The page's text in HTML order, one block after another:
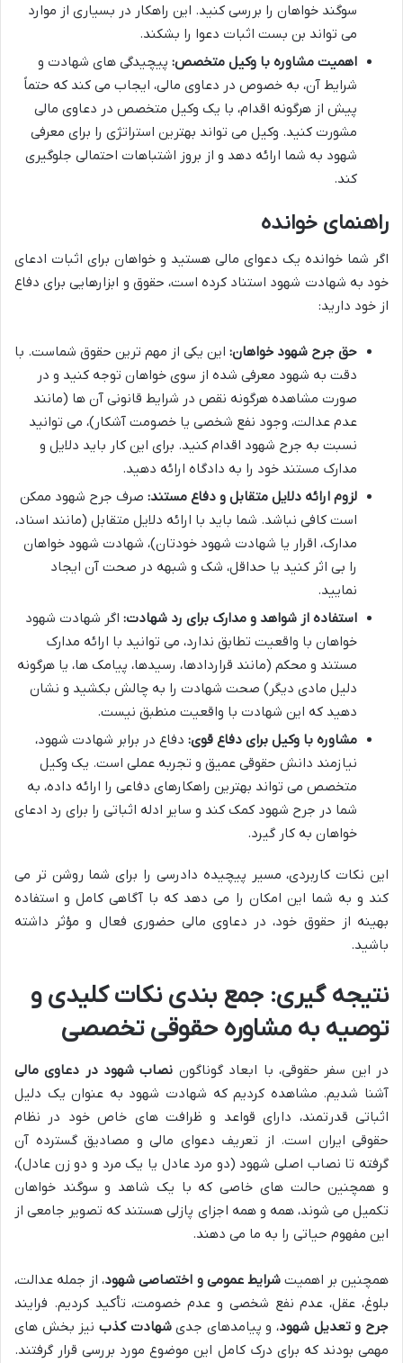
سوگند خواهان را بررسی کنید. این راهکار در بسیاری از موارد
می تواند بن بست اثبات دعوا را بشکند.
اهمیت مشاوره با وکیل متخصص: پیچیدگی های شهادت و
شرایط آن، به خصوص در دعاوی مالی، ایجاب می کند که حتماً
پیش از هرگونه اقدام، با یک وکیل متخصص در دعاوی مالی
مشورت کنید. وکیل می تواند بهترین استراتژی را برای معرفی
شهود به شما ارائه دهد و از بروز اشتباهات احتمالی جلوگیری
کند.
راهنمای خوانده
اگر شما خوانده یک دعوای مالی هستید و خواهان برای اثبات ادعای
خود به شهادت شهود استناد کرده است، حقوق و ابزارهایی برای دفاع
از خود دارید:
حق جرح شهود خواهان: این یکی از مهم ترین حقوق شماست. با
دقت به شهود معرفی شده از سوی خواهان توجه کنید و در
صورت مشاهده هرگونه نقص در شرایط قانونی آن ها (مانند
عدم عدالت، وجود نفع شخصی یا خصومت آشکار)، می توانید
نسبت به جرح شهود اقدام کنید. برای این کار باید دلایل و
مدارک مستند خود را به دادگاه ارائه دهید.
لزوم ارائه دلایل متقابل و دفاع مستند: صرف جرح شهود ممکن
است کافی نباشد. شما باید با ارائه دلایل متقابل (مانند اسناد،
مدارک، اقرار یا شهادت شهود خودتان)، شهادت شهود خواهان
را بی اثر کنید یا حداقل، شک و شبهه در صحت آن ایجاد
نمایید.
استفاده از شواهد و مدارک برای رد شهادت: اگر شهادت شهود
خواهان با واقعیت تطابق ندارد، می توانید با ارائه مدارک
مستند و محکم (مانند قراردادها، رسیدها، پیامک ها، یا هرگونه
دلیل مادی دیگر) صحت شهادت را به چالش بکشید و نشان
دهید که این شهادت با واقعیت منطبق نیست.
مشاوره با وکیل برای دفاع قوی: دفاع در برابر شهادت شهود،
نیازمند دانش حقوقی عمیق و تجربه عملی است. یک وکیل
متخصص می تواند بهترین راهکارهای دفاعی را ارائه داده، به
شما در جرح شهود کمک کند و سایر ادله اثباتی را برای رد ادعای
خواهان به کار گیرد.
این نکات کاربردی، مسیر پیچیده دادرسی را برای شما روشن تر می
کند و به شما این امکان را می دهد که با آگاهی کامل و استفاده
بهینه از حقوق خود، در دعاوی مالی حضوری فعال و مؤثر داشته
باشید.
نتیجه گیری: جمع بندی نکات کلیدی و
توصیه به مشاوره حقوقی تخصصی
در این سفر حقوقی، با ابعاد گوناگون نصاب شهود در دعاوی مالی
آشنا شدیم. مشاهده کردیم که شهادت شهود به عنوان یک دلیل
اثباتی قدرتمند، دارای قواعد و ظرافت های خاص خود در نظام
حقوقی ایران است. از تعریف دعوای مالی و مصادیق گسترده آن
گرفته تا نصاب اصلی شهود (دو مرد عادل یا یک مرد و دو زن عادل)،
و همچنین حالت های خاصی که با یک شاهد و سوگند خواهان
تکمیل می شوند، همه و همه اجزای پازلی هستند که تصویر جامعی از
این مفهوم حیاتی را به ما می دهند.
همچنین بر اهمیتشرایط عمومی و اختصاصی شهود، از جمله عدالت،
بلوغ، عقل، عدم نفع شخصی و عدم خصومت، تأکید کردیم. فرایند
جرح و تعدیل شهود، و پیامدهای جدیشهادت کذب نیز بخش های
مهمی بودند که برای درک کامل این موضوع مورد بررسی قرار گرفتند.